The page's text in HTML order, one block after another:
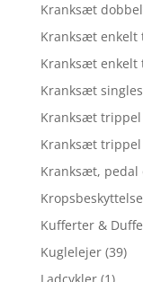
Kranksæt
Kranksæt enkelt
Kranksæt enkelt
Kranksæt
Kranksæt trippel
Kranksæt trippel
Kranksæt,
Kropsbeskyttelse
Kufferter &
Kuglelejer (39)